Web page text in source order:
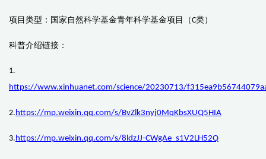
项目类型：国家自然科学基金青年科学基金项目（C类）
科普介绍链接：
1.
https://www.xinhuanet.com/science/20230713/
2.https://mp.weixin.qq.com/s/BvZlk3nyj0MqKbsXUQ5HIA
3.https://mp.weixin.qq.com/s/8ldzJJ-CWgAe_s1V2LH52Q